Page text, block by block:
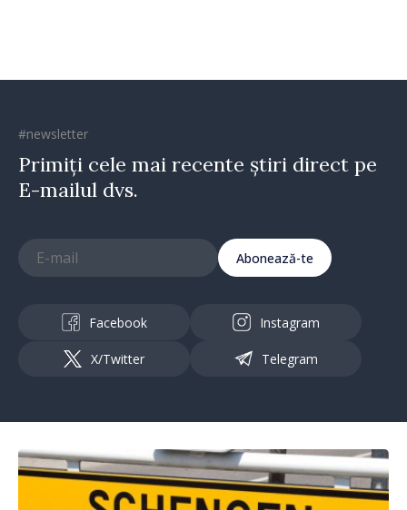
#newsletter
Primiți cele mai recente știri direct pe
E-mailul dvs.
Abonează-te
Facebook Instagram
X/Twitter Telegram